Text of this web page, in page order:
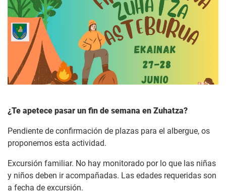
¿Te apetece pasar un fin de semana en Zuhatza?
Pendiente de confirmación de plazas para el albergue, os
proponemos esta actividad.
Excursión familiar. No hay monitorado por lo que las niñas
y niños deben ir acompañadas. Las edades requeridas son
a fecha de excursión.